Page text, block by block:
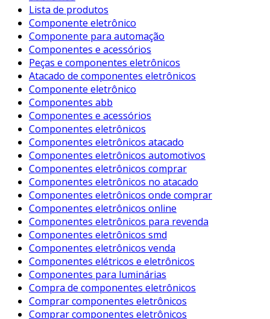
Lista de produtos
Componente eletrônico
Componente para automação
Componentes e acessórios
Peças e componentes eletrônicos
Atacado de componentes eletrônicos
Componente eletrônico
Componentes abb
Componentes e acessórios
Componentes eletrônicos
Componentes eletrônicos atacado
Componentes eletrônicos automotivos
Componentes eletrônicos comprar
Componentes eletrônicos no atacado
Componentes eletrônicos onde comprar
Componentes eletrônicos online
Componentes eletrônicos para revenda
Componentes eletrônicos smd
Componentes eletrônicos venda
Componentes elétricos e eletrônicos
Componentes para luminárias
Compra de componentes eletrônicos
Comprar componentes eletrônicos
Comprar componentes eletrônicos